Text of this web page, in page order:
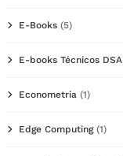
E-Books (5)
E-books Técnicos DSA
Econometria (1)
Edge Computing(1)